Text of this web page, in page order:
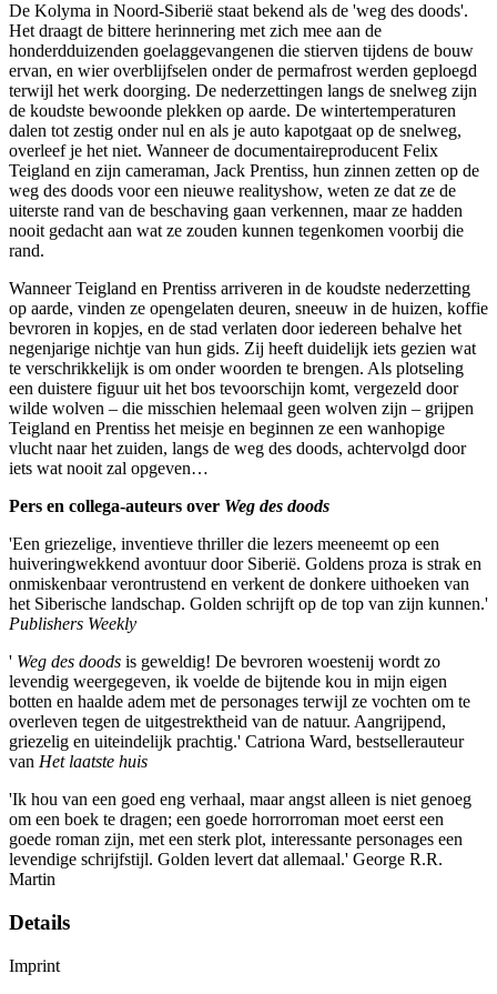
De Kolyma in Noord-Siberië staat bekend als de 'weg des doods'.
Het draagt de bittere herinnering met zich mee aan de
honderdduizenden goelaggevangenen die stierven tijdens de bouw
ervan, en wier overblijfselen onder de permafrost werden geploegd
terwijl het werk doorging. De nederzettingen langs de snelweg zijn
de koudste bewoonde plekken op aarde. De wintertemperaturen
dalen tot zestig onder nul en als je auto kapotgaat op de snelweg,
overleef je het niet. Wanneer de documentaireproducent Felix
Teigland en zijn cameraman, Jack Prentiss, hun zinnen zetten op de
weg des doods voor een nieuwe realityshow, weten ze dat ze de
uiterste rand van de beschaving gaan verkennen, maar ze hadden
nooit gedacht aan wat ze zouden kunnen tegenkomen voorbij die
rand.
Wanneer Teigland en Prentiss arriveren in de koudste nederzetting
op aarde, vinden ze opengelaten deuren, sneeuw in de huizen, koffie
bevroren in kopjes, en de stad verlaten door iedereen behalve het
negenjarige nichtje van hun gids. Zij heeft duidelijk iets gezien wat
te verschrikkelijk is om onder woorden te brengen. Als plotseling
een duistere figuur uit het bos tevoorschijn komt, vergezeld door
wilde wolven – die misschien helemaal geen wolven zijn – grijpen
Teigland en Prentiss het meisje en beginnen ze een wanhopige
vlucht naar het zuiden, langs de weg des doods, achtervolgd door
iets wat nooit zal opgeven…
Pers en collega-auteurs over Weg des doods
'Een griezelige, inventieve thriller die lezers meeneemt op een
huiveringwekkend avontuur door Siberië. Goldens proza is strak en
onmiskenbaar verontrustend en verkent de donkere uithoeken van
het Siberische landschap. Golden schrijft op de top van zijn kunnen.'
Publishers Weekly
' Weg des doods is geweldig! De bevroren woestenij wordt zo
levendig weergegeven, ik voelde de bijtende kou in mijn eigen
botten en haalde adem met de personages terwijl ze vochten om te
overleven tegen de uitgestrektheid van de natuur. Aangrijpend,
griezelig en uiteindelijk prachtig.' Catriona Ward, bestsellerauteur
van Het laatste huis
'Ik hou van een goed eng verhaal, maar angst alleen is niet genoeg
om een boek te dragen; een goede horrorroman moet eerst een
goede roman zijn, met een sterk plot, interessante personages een
levendige schrijfstijl. Golden levert dat allemaal.' George R.R.
Martin
Details
Imprint